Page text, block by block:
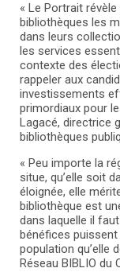
« Le Portrait
bibliothèques les
dans leurs
les services
contexte des
rappeler aux
investissements
primordiaux pour
Lagacé, directrice
bibliothèques
« Peu importe la
situe, qu’elle soit
éloignée, elle
bibliothèque est
dans laquelle il
bénéfices
population qu’elle
Réseau BIBLIO du